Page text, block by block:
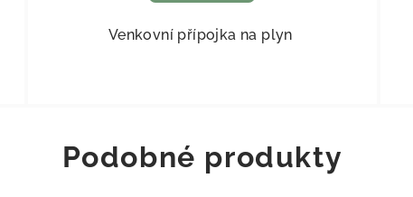
Venkovní přípojka na plyn
Podobné produkty